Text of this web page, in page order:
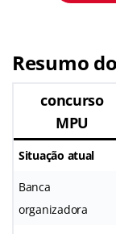
Resumo
concurso
MPU
Situação atual
Banca
organizadora